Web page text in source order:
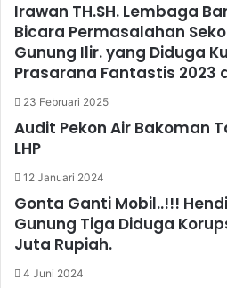
Irawan TH.SH. Lembaga
Bicara Permasalahan
Gunung Ilir. yang Diduga
Prasarana Fantastis 2023
23 Februari 2025
Audit Pekon Air Bakoman
LHP
12 Januari 2024
Gonta Ganti Mobil..!!!
Gunung Tiga Diduga
Juta Rupiah.
4 Juni 2024